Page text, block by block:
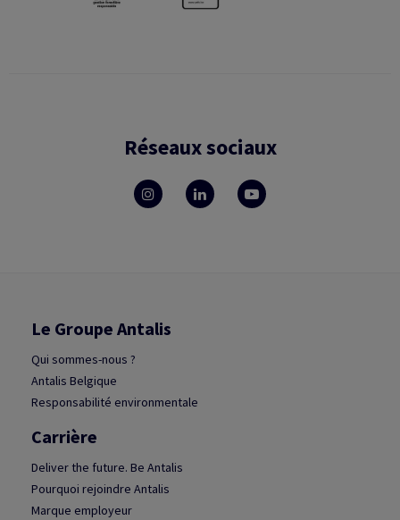
Réseaux sociaux
Le Groupe Antalis
Qui sommes-nous ?
Antalis Belgique
Responsabilité environmentale
Carrière
Deliver the future. Be Antalis
Pourquoi rejoindre Antalis
Marque employeur